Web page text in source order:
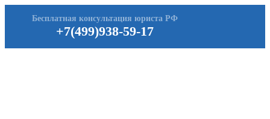
+7(499)938-59-17
Бесплатная консультация юриста РФ